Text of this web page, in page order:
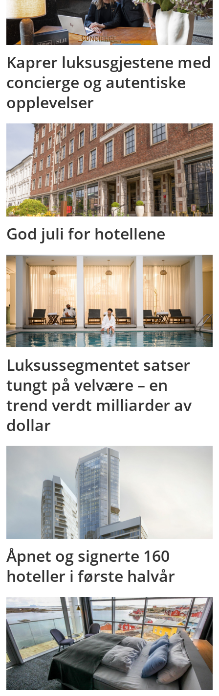
Kaprer luksusgjestene med
concierge og autentiske
opplevelser
God juli for hotellene
Luksussegmentet satser
tungt på velvære – en
trend verdt milliarder av
dollar
Åpnet og signerte 160
hoteller i første halvår